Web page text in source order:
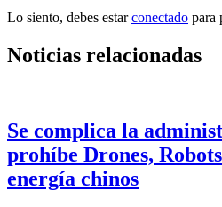
Lo siento, debes estarconectado para
Noticias relacionadas
Se complica la
prohíbe Drones,
energía chinos